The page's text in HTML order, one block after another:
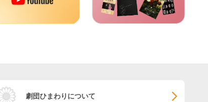
劇団ひまわりについて